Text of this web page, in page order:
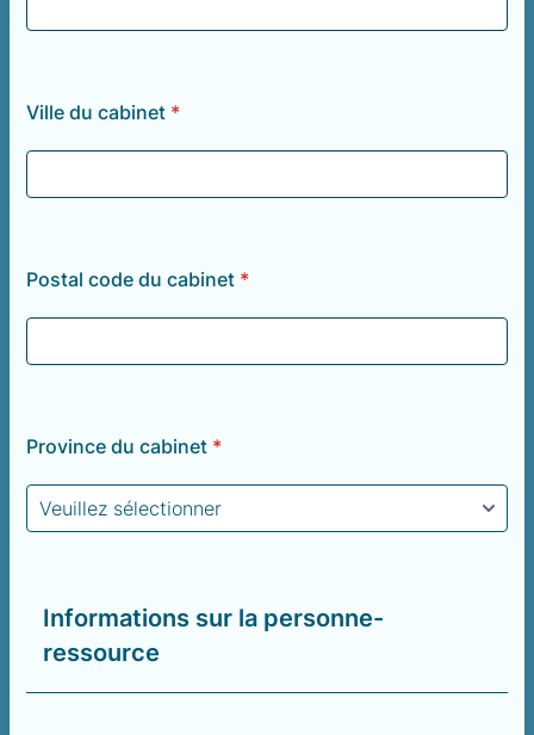
Ville du cabinet *
Postal code du cabinet *
Province du cabinet *
Informations sur la personne-
ressource